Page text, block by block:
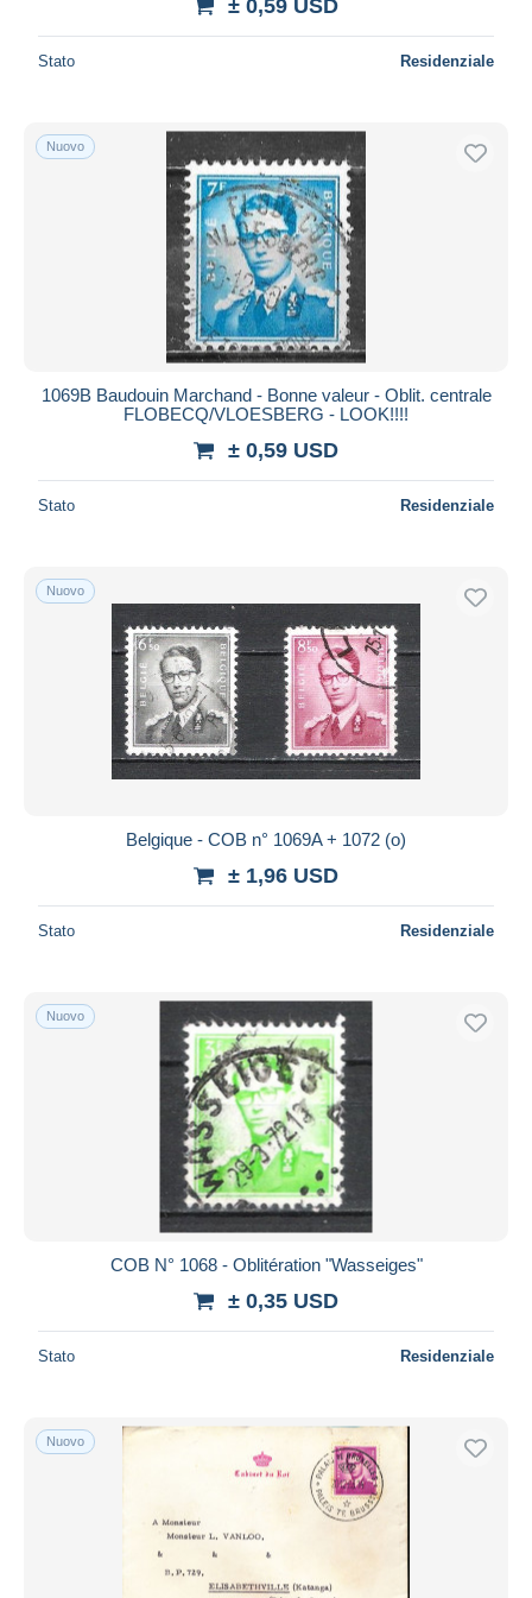
± 0,59 USD
Stato Residenziale
Nuovo
1069B Baudouin Marchand - Bonne valeur - Oblit. centrale
FLOBECQ/VLOESBERG - LOOK!!!!
± 0,59 USD
Stato Residenziale
Nuovo
Belgique - COB n° 1069A + 1072 (o)
± 1,96 USD
Stato Residenziale
Nuovo
COB N° 1068 - Oblitération "Wasseiges"
± 0,35 USD
Stato Residenziale
Nuovo